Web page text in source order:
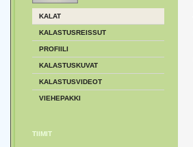
KALAT
KALASTUSREISSUT
PROFIILI
KALASTUSKUVAT
KALASTUSVIDEOT
VIEHEPAKKI
TIIMIT